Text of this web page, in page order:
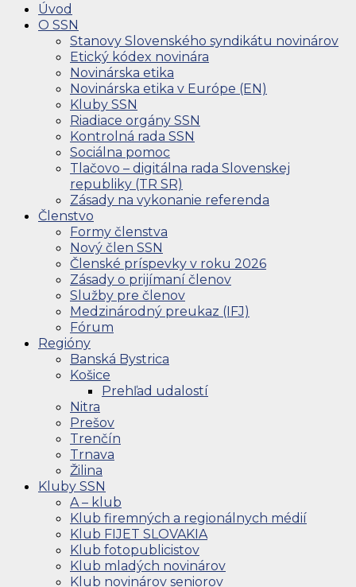
Úvod
O SSN
Stanovy Slovenského syndikátu novinárov
Etický kódex novinára
Novinárska etika
Novinárska etika v Európe (EN)
Kluby SSN
Riadiace orgány SSN
Kontrolná rada SSN
Sociálna pomoc
Tlačovo – digitálna rada Slovenskej
republiky (TR SR)
Zásady na vykonanie referenda
Členstvo
Formy členstva
Nový člen SSN
Členské príspevky v roku 2026
Zásady o prijímaní členov
Služby pre členov
Medzinárodný preukaz (IFJ)
Fórum
Regióny
Banská Bystrica
Košice
Prehľad udalostí
Nitra
Prešov
Trenčín
Trnava
Žilina
Kluby SSN
A – klub
Klub firemných a regionálnych médií
Klub FIJET SLOVAKIA
Klub fotopublicistov
Klub mladých novinárov
Klub novinárov seniorov